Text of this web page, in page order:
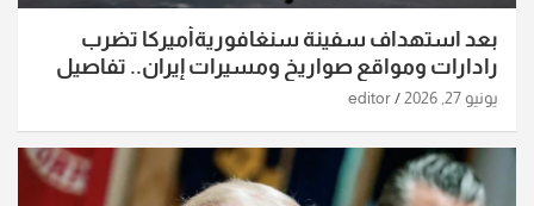
بعد استهداف سفينة سنغافوريةأميركا تضرب
رادارات ومواقع صواريخ ومسيرات إيران.. تفاصيل
الساعات الماضية
يونيو 27, 2026 editor